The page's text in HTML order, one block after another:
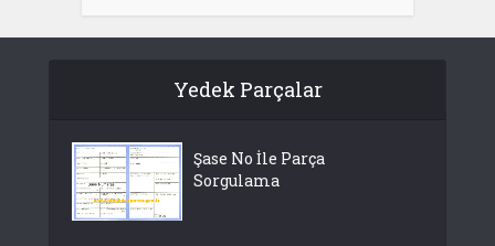
Yedek Parçalar
Şase No İle Parça
Sorgulama